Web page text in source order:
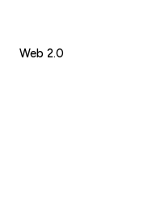
Web 2.0